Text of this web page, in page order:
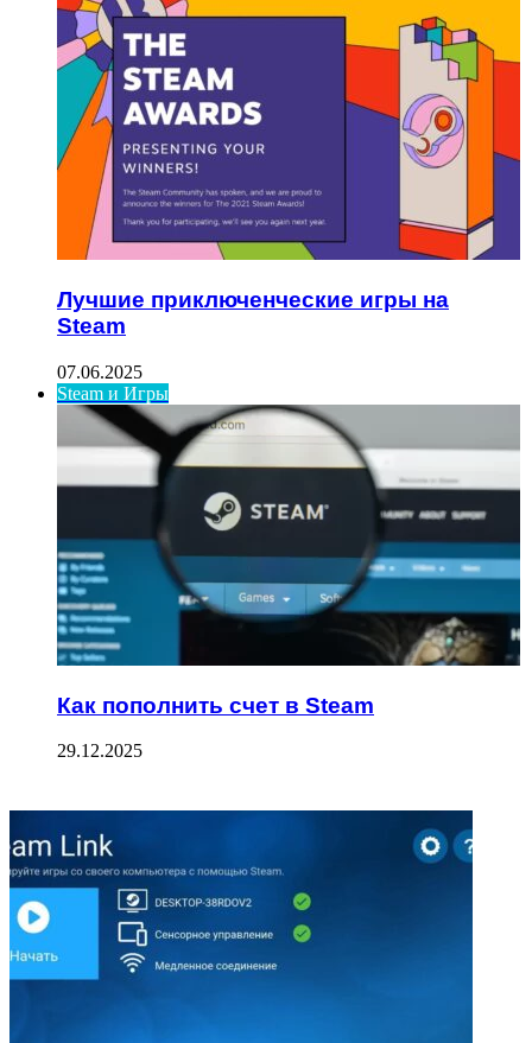
Лучшие приключенческие игры на
Steam
07.06.2025
Steam и Игры
Как пополнить счет в Steam
29.12.2025